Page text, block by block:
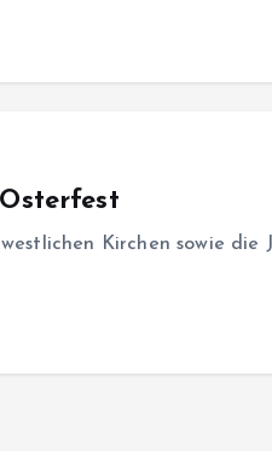
Kirchen sowie die